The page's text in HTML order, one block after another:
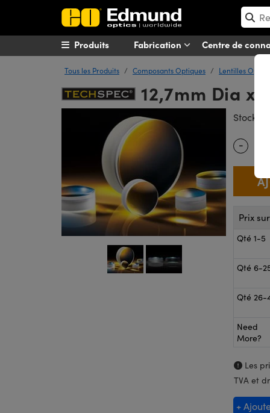
Fabrication Centre de
Produits
Tous les Produits Composants Optiques Lentilles
12,7mm Dia x
Stock
-
Prix
Qté 1-5
Qté 6-
Qté 26-
Need
More?
Les
TVA et
+